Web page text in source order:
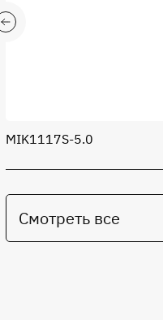
MIK1117S-5.0
Смотреть все